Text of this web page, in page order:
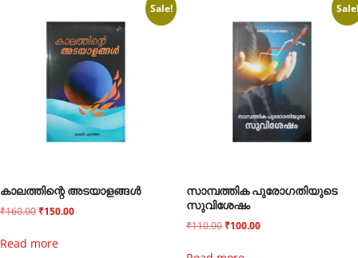
Sale!
കാലത്തിന്റെ അടയാളങ്ങൾ
₹160.00 ₹150.00
Read more
Sale!
സാമ്പത്തിക പുരോഗതിയുടെ
സുവിശേഷം
₹110.00 ₹100.00